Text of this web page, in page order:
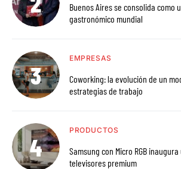
Buenos Aires se consolida como
gastronómico mundial
EMPRESAS
Coworking: la evolución de un
estrategias de trabajo
PRODUCTOS
Samsung con Micro RGB
televisores premium